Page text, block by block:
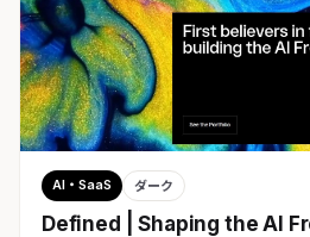
AI・SaaS ダーク
Defined | Shaping the AI